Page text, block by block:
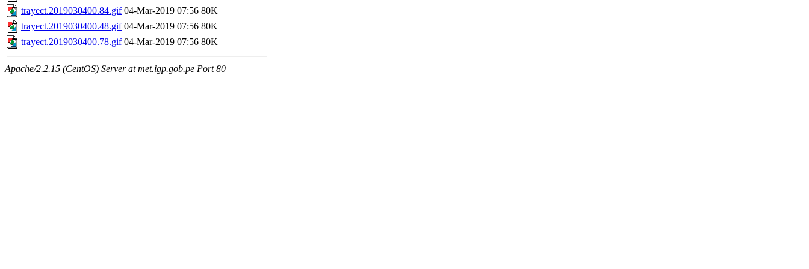
trayect.2019030400.84.gif 04-Mar-2019 07:56 80K
trayect.2019030400.48.gif 04-Mar-2019 07:56 80K
trayect.2019030400.78.gif 04-Mar-2019 07:56 80K
Apache/2.2.15 (CentOS) Server at met.igp.gob.pe Port 80